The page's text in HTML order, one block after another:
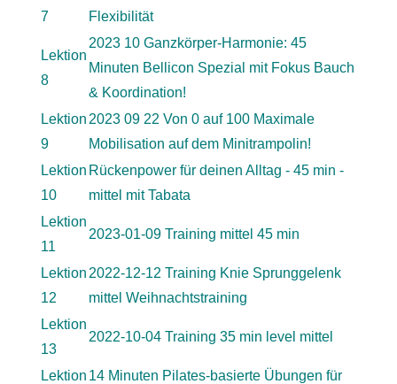
7
Flexibilität
Lektion
8
2023 10 Ganzkörper-Harmonie: 45
Minuten Bellicon Spezial mit Fokus Bauch
& Koordination!
Lektion
9
2023 09 22 Von 0 auf 100 Maximale
Mobilisation auf dem Minitrampolin!
Lektion
10
Rückenpower für deinen Alltag - 45 min -
mittel mit Tabata
Lektion
11
2023-01-09 Training mittel 45 min
Lektion
12
2022-12-12 Training Knie Sprunggelenk
mittel Weihnachtstraining
Lektion
13
2022-10-04 Training 35 min level mittel
Lektion 14 Minuten Pilates-basierte Übungen für